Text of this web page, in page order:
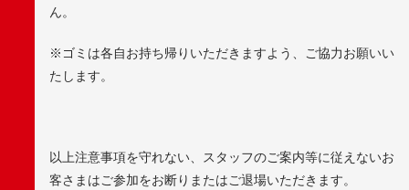
ん。
※ゴミは各自お持ち帰りいただきますよう、ご協力お願いい
たします。
以上注意事項を守れない、スタッフのご案内等に従えないお
客さまはご参加をお断りまたはご退場いただきます。